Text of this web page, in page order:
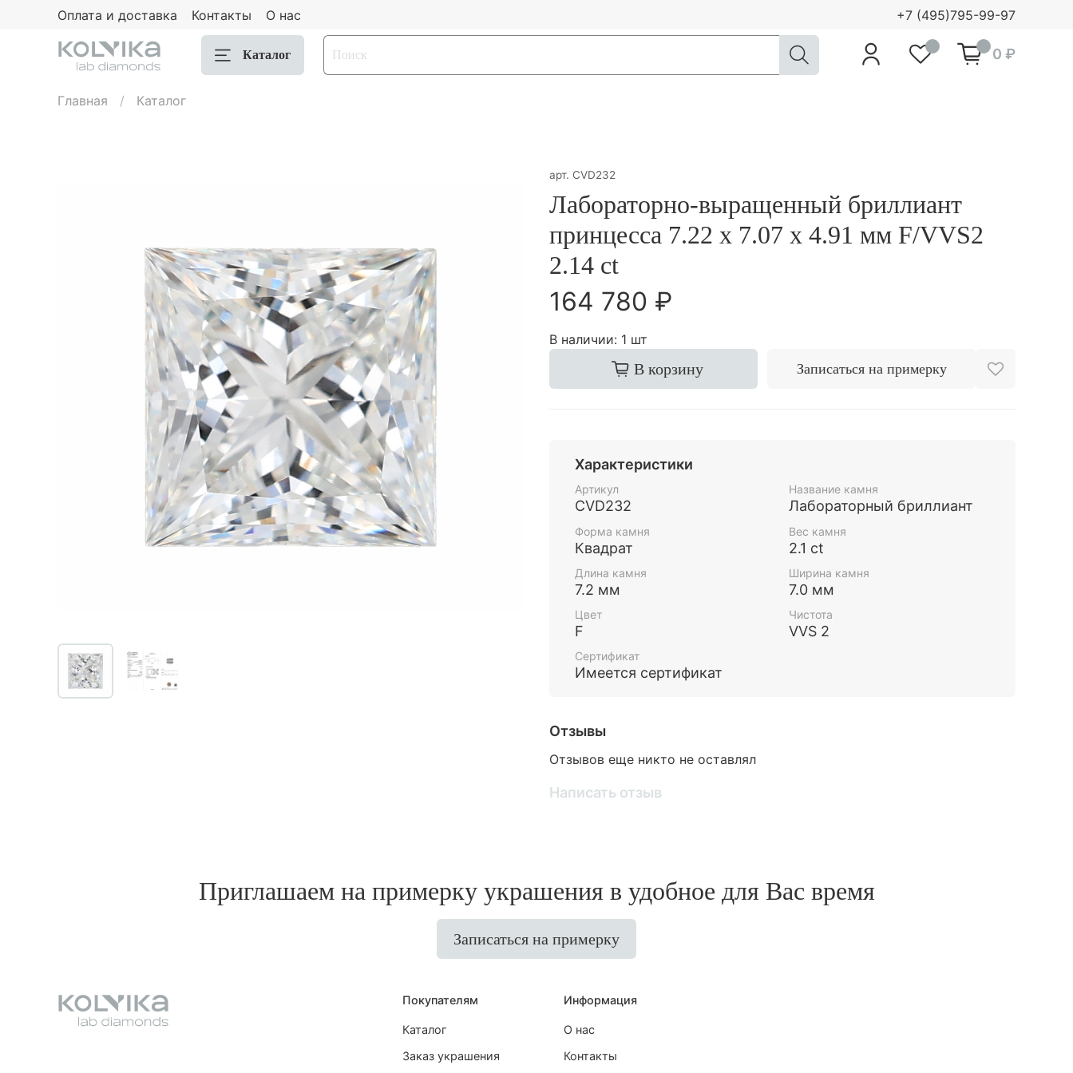
Оплата и доставка Контакты О нас +7 (495)795-99-97
Каталог 0 ₽
Главная Каталог
арт. CVD232
Лабораторно-выращенный бриллиант
принцесса 7.22 х 7.07 х 4.91 мм F/VVS2
2.14 ct
164 780 ₽
В наличии: 1 шт
В корзину Записаться на примерку
Характеристики
Артикул
CVD232
Название камня
Лабораторный бриллиант
Форма камня
Квадрат
Вес камня
2.1 ct
Длина камня
7.2 мм
Ширина камня
7.0 мм
Цвет
F
Чистота
VVS 2
Сертификат
Имеется сертификат
Отзывы
Отзывов еще никто не оставлял
Написать отзыв
Приглашаем на примерку украшения в удобное для Вас время
Записаться на примерку
Покупателям
Каталог
Заказ украшения
Информация
О нас
Контакты